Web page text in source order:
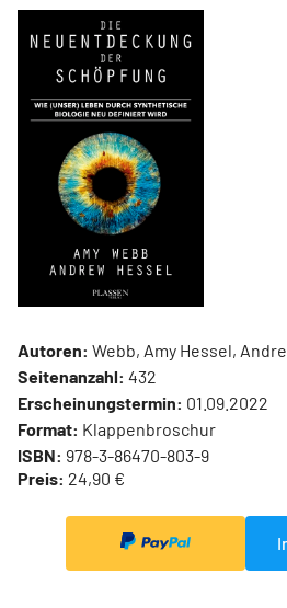
Autoren: Webb, Amy Hessel,
Seitenanzahl: 432
Erscheinungstermin: 01.09.2022
Format: Klappenbroschur
ISBN: 978-3-86470-803-9
Preis: 24,90 €